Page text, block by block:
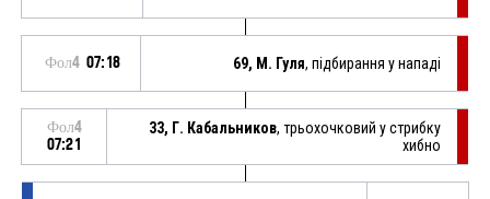
Фол4 07:18 69, М. Гуля, підбирання у нападі
Фол4
07:21
33, Г. Кабальников, трьохочковий у стрибку
хибно